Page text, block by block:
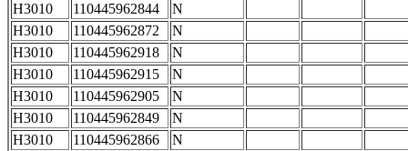
H3010
110445962844
N
H3010
110445962872
N
H3010
110445962918
N
H3010
110445962915
N
H3010
110445962905
N
H3010
110445962849
N
H3010
110445962866
N